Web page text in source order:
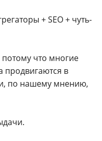
+ SEO + чуть-
потому что многие
продвигаются в
по нашему мнению,